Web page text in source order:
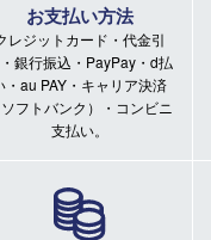
お支払い方法
レジットカード・代金引
銀行振込・PayPay・d払
・au PAY・キャリア決済
フトバンク）・コンビニ
支払い。